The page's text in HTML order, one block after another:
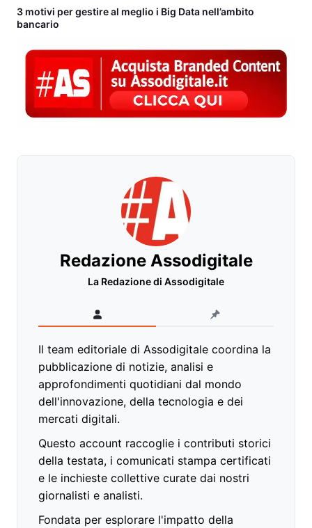
3 motivi per gestire al meglio i Big Data nell’ambito
bancario
Redazione Assodigitale
La Redazione di Assodigitale
Il team editoriale di Assodigitale coordina la
pubblicazione di notizie, analisi e
approfondimenti quotidiani dal mondo
dell'innovazione, della tecnologia e dei
mercati digitali.
Questo account raccoglie i contributi storici
della testata, i comunicati stampa certificati
e le inchieste collettive curate dai nostri
giornalisti e analisti.
Fondata per esplorare l'impatto della